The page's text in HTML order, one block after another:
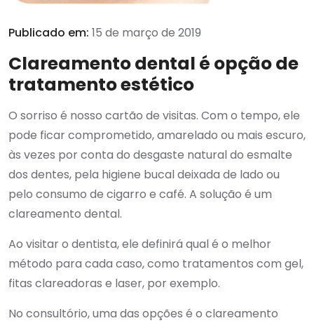
Publicado em: 15 de março de 2019
Clareamento dental é opção de
tratamento estético
O sorriso é nosso cartão de visitas. Com o tempo, ele
pode ficar comprometido, amarelado ou mais escuro,
às vezes por conta do desgaste natural do esmalte
dos dentes, pela higiene bucal deixada de lado ou
pelo consumo de cigarro e café. A solução é um
clareamento dental.
Ao visitar o dentista, ele definirá qual é o melhor
método para cada caso, como tratamentos com gel,
fitas clareadoras e laser, por exemplo.
No consultório, uma das opções é o clareamento